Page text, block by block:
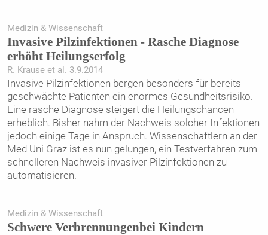
Medizin & Wissenschaft
Invasive Pilzinfektionen - Rasche Diagnose
erhöht ­Heilungserfolg
R. Krause et al. 3.9.2014
Invasive Pilzinfektionen bergen besonders für bereits
geschwächte Patienten ein enormes Gesundheitsrisiko.
Eine rasche Diagnose steigert die Heilungschancen
erheblich. Bisher nahm der Nachweis solcher Infektionen
jedoch einige Tage in Anspruch. Wissenschaftlern an der
Med Uni Graz ist es nun gelungen, ein ­Testverfahren zum
schnelleren Nachweis invasiver Pilzinfektionen zu
automatisieren.
Medizin & Wissenschaft
Schwere Verbrennungenbei Kindern